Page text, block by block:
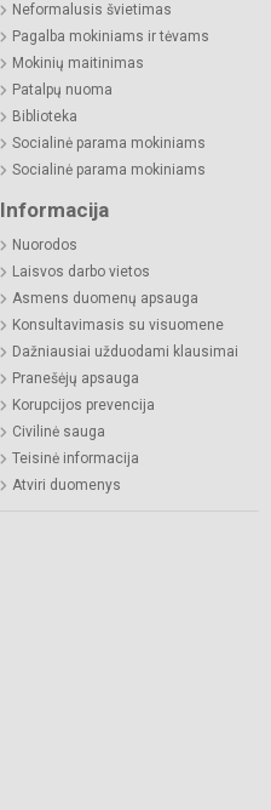
Neformalusis švietimas
Pagalba mokiniams ir tėvams
Mokinių maitinimas
Patalpų nuoma
Biblioteka
Socialinė parama mokiniams
Socialinė parama mokiniams
Informacija
Nuorodos
Laisvos darbo vietos
Asmens duomenų apsauga
Konsultavimasis su visuomene
Dažniausiai užduodami klausimai
Pranešėjų apsauga
Korupcijos prevencija
Civilinė sauga
Teisinė informacija
Atviri duomenys